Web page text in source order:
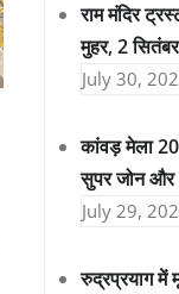
राम मंदिर
मुहर, 2
July 30,
कांवड़ मेला
सुपर जोन और
July 29,
रुद्रप्रयाग में